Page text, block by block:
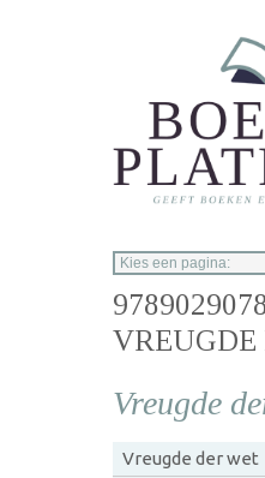
VREUGDE
Vreugde
Vreugde der wet